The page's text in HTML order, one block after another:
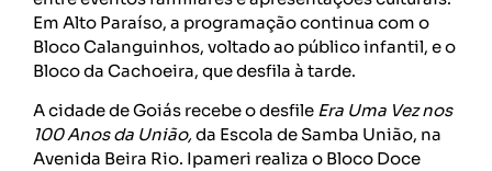
Em Alto Paraíso, a programação continua com o
Bloco Calanguinhos, voltado ao público infantil, e o
Bloco da Cachoeira, que desfila à tarde.
A cidade de Goiás recebe o desfile Era Uma Vez nos
100 Anos da União,da Escola de Samba União, na
Avenida Beira Rio. Ipameri realiza o Bloco Doce